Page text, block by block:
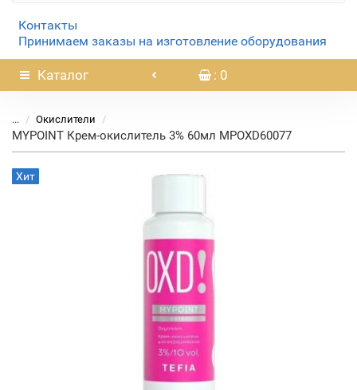
Контакты
Принимаем заказы на изготовление оборудования
Каталог : 0
... Окислители
MYPOINT Крем-окислитель 3% 60мл MPOXD60077
Хит